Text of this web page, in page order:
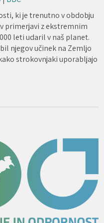
ki je trenutno v obdobju
primerjavi z ekstremnim
leti udaril v naš planet.
njegov učinek na Zemljo
strokovnjaki uporabljajo